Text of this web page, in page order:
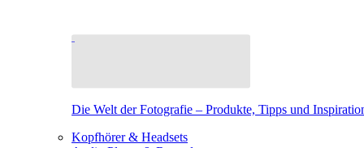
Die Welt der Fotografie – Produkte, Tipps und
Kopfhörer & Headsets